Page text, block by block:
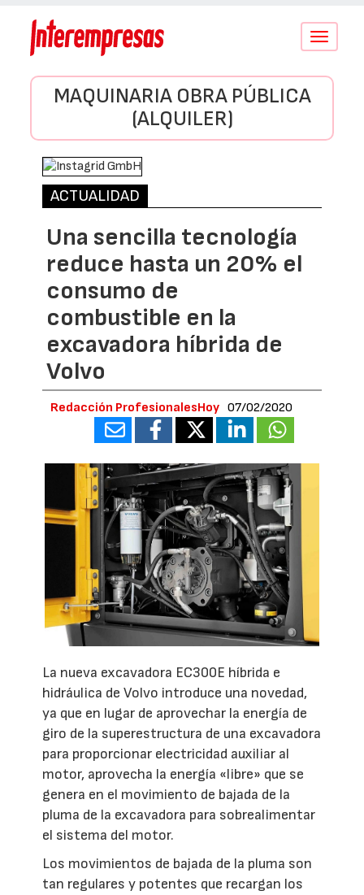
Conmutar
MAQUINARIA OBRA PÚBLICA
(ALQUILER)
ACTUALIDAD
Una sencilla tecnología
reduce hasta un 20% el
consumo de
combustible en la
excavadora híbrida de
Volvo
Redacción ProfesionalesHoy 07/02/2020
La nueva excavadora EC300E híbrida e
hidráulica de Volvo introduce una novedad,
ya que en lugar de aprovechar la energía de
giro de la superestructura de una excavadora
para proporcionar electricidad auxiliar al
motor, aprovecha la energía «libre» que se
genera en el movimiento de bajada de la
pluma de la excavadora para sobrealimentar
el sistema del motor.
Los movimientos de bajada de la pluma son
tan regulares y potentes que recargan los